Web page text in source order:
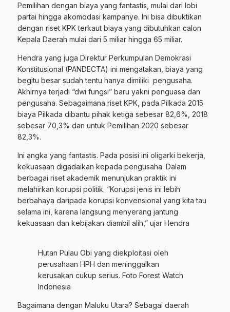
Pemilihan dengan biaya yang fantastis, mulai dari lobi
partai hingga akomodasi kampanye. Ini bisa dibuktikan
dengan riset KPK terkaut biaya yang dibutuhkan calon
Kepala Daerah mulai dari 5 miliar hingga 65 miliar.
Hendra yang juga Direktur Perkumpulan Demokrasi
Konstitusional (PANDECTA) ini mengatakan, biaya yang
begitu besar sudah tentu hanya dimiliki pengusaha.
Akhirnya terjadi “dwi fungsi” baru yakni penguasa dan
pengusaha. Sebagaimana riset KPK, pada Pilkada 2015
biaya Pilkada dibantu pihak ketiga sebesar 82,6%, 2018
sebesar 70,3% dan untuk Pemilihan 2020 sebesar
82,3%.
Ini angka yang fantastis. Pada posisi ini oligarki bekerja,
kekuasaan digadaikan kepada pengusaha. Dalam
berbagai riset akademik menunjukan praktik ini
melahirkan korupsi politik. “Korupsi jenis ini lebih
berbahaya daripada korupsi konvensional yang kita tau
selama ini, karena langsung menyerang jantung
kekuasaan dan kebijakan diambil alih,” ujar Hendra
Hutan Pulau Obi yang diekploitasi oleh
perusahaan HPH dan meninggalkan
kerusakan cukup serius. Foto Forest Watch
Indonesia
Bagaimana dengan Maluku Utara? Sebagai daerah